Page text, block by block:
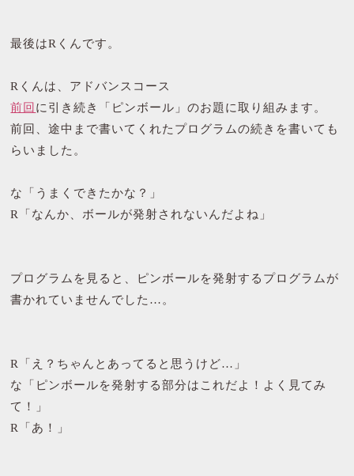
最後はRくんです。
Rくんは、アドバンスコース
前回 に引き続き「ピンボール」のお題に取り組みます。
前回、途中まで書いてくれたプログラムの続きを書いても
らいました。
な「うまくできたかな？」
R「なんか、ボールが発射されないんだよね」
プログラムを見ると、ピンボールを発射するプログラムが
書かれていませんでした…。
R「え？ちゃんとあってると思うけど…」
な「ピンボールを発射する部分はこれだよ！よく見てみ
て！」
R「あ！」